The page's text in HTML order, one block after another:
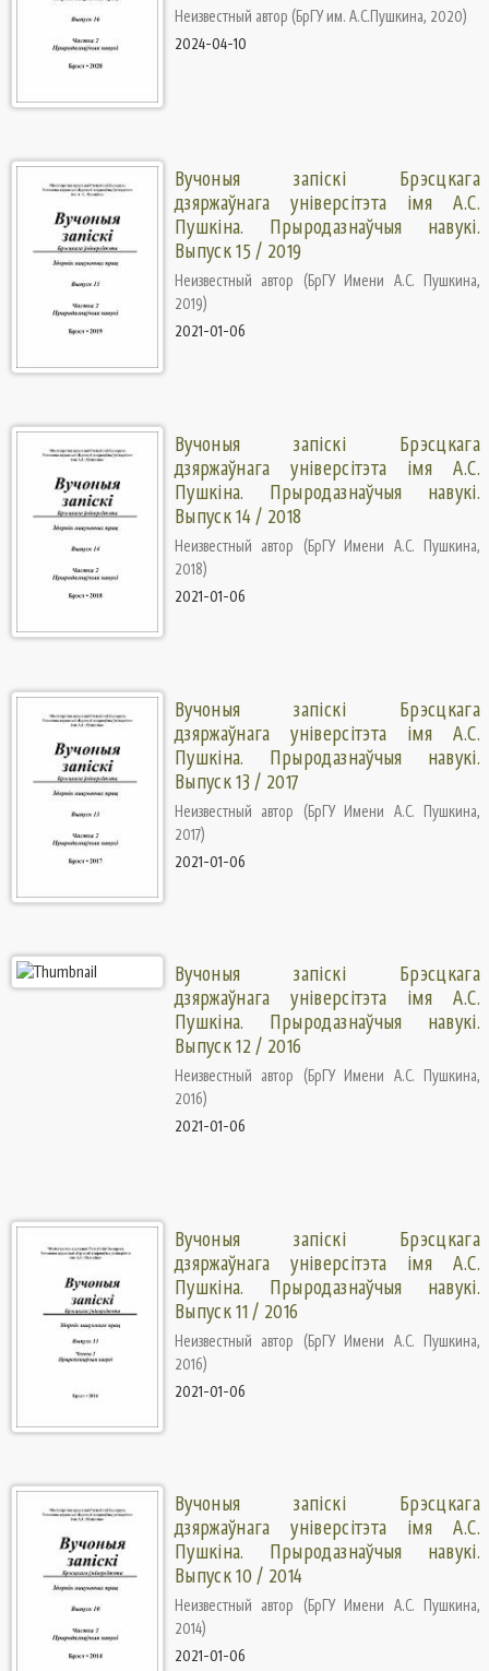
Неизвестный автор (БрГУ им. А.С.Пушкина, 2020)
2024-04-10
Вучоныя запіскі Брэсцкага
дзяржаўнага універсітэта імя А.С.
Пушкіна. Прыродазнаўчыя навукі.
Выпуск 15 / 2019
Неизвестный автор (БрГУ Имени А.С. Пушкина,
2019)
2021-01-06
Вучоныя запіскі Брэсцкага
дзяржаўнага універсітэта імя А.С.
Пушкіна. Прыродазнаўчыя навукі.
Выпуск 14 / 2018
Неизвестный автор (БрГУ Имени А.С. Пушкина,
2018)
2021-01-06
Вучоныя запіскі Брэсцкага
дзяржаўнага універсітэта імя А.С.
Пушкіна. Прыродазнаўчыя навукі.
Выпуск 13 / 2017
Неизвестный автор (БрГУ Имени А.С. Пушкина,
2017)
2021-01-06
Вучоныя запіскі Брэсцкага
дзяржаўнага універсітэта імя А.С.
Пушкіна. Прыродазнаўчыя навукі.
Выпуск 12 / 2016
Неизвестный автор (БрГУ Имени А.С. Пушкина,
2016)
2021-01-06
Вучоныя запіскі Брэсцкага
дзяржаўнага універсітэта імя А.С.
Пушкіна. Прыродазнаўчыя навукі.
Выпуск 11 / 2016
Неизвестный автор (БрГУ Имени А.С. Пушкина,
2016)
2021-01-06
Вучоныя запіскі Брэсцкага
дзяржаўнага універсітэта імя А.С.
Пушкіна. Прыродазнаўчыя навукі.
Выпуск 10 / 2014
Неизвестный автор (БрГУ Имени А.С. Пушкина,
2014)
2021-01-06